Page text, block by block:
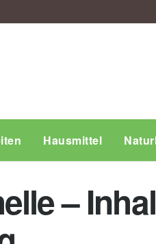
Hausmittel
–